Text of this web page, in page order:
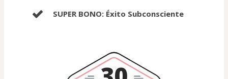
SUPER BONO: Éxito Subconsciente